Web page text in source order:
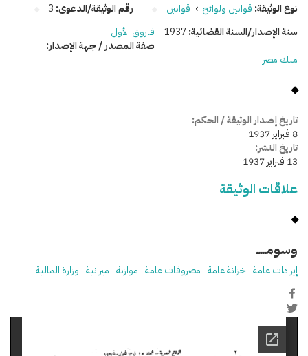
نوع الوثيقة: قوانين ولوائح › قوانين رقم الوثيقة/الدعوى: 3
سنة الإصدار/السنة القضائية:1937
فاروق الأول
صفة المصدر / جهة الإصدار:
ملك مصر
تاريخ إصدار الوثيقة / الحكم:
8 فبراير 1937
تاريخ النشر:
13 فبراير 1937
علاقات الوثيقة
وسومـــــ
إيرادات عامة خزانة عامة مصروفات عامة موازنة ميزانية وزارة المالية